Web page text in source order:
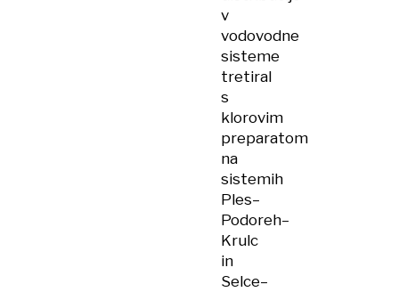
v
vodovodne
sisteme
tretiral
s
klorovim
preparatom
na
sistemih
Ples–
Podoreh–
Krulc
in
Selce–